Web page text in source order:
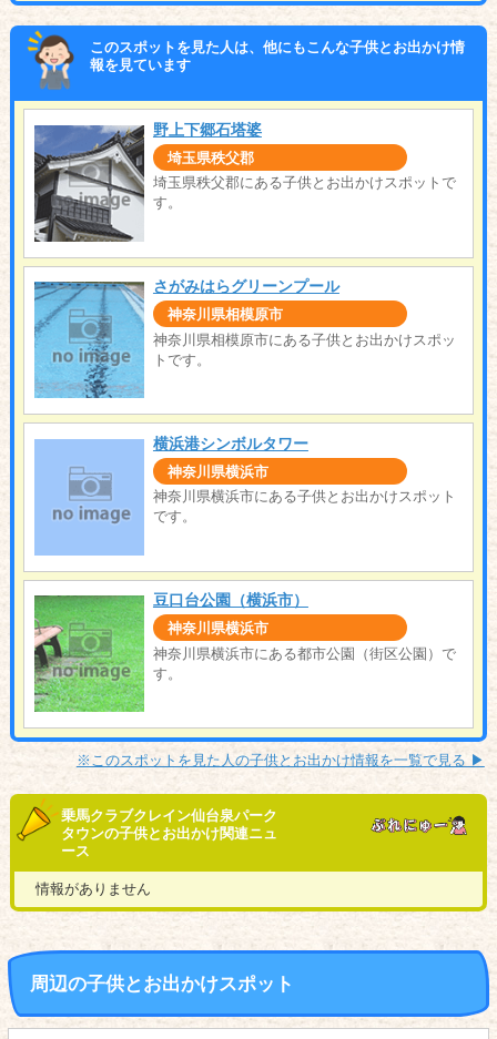
このスポットを見た人は、他にもこんな子供とお出かけ情
報を見ています
野上下郷石塔婆
埼玉県秩父郡
埼玉県秩父郡にある子供とお出かけスポットで
す。
さがみはらグリーンプール
神奈川県相模原市
神奈川県相模原市にある子供とお出かけスポッ
トです。
横浜港シンボルタワー
神奈川県横浜市
神奈川県横浜市にある子供とお出かけスポット
です。
豆口台公園（横浜市）
神奈川県横浜市
神奈川県横浜市にある都市公園（街区公園）で
す。
※このスポットを見た人の子供とお出かけ情報を一覧で見る ▶︎
乗馬クラブクレイン仙台泉パーク
タウンの子供とお出かけ関連ニュ
ース
情報がありません
周辺の子供とお出かけスポット